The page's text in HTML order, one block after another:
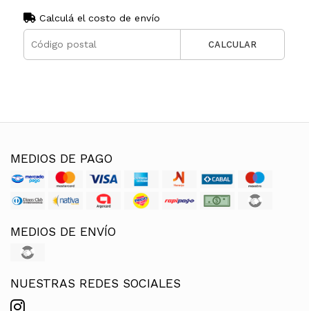
Calculá el costo de envío
CALCULAR
MEDIOS DE PAGO
MEDIOS DE ENVÍO
NUESTRAS REDES SOCIALES